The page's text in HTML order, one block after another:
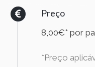
Preço
8,00€* por
*Preço